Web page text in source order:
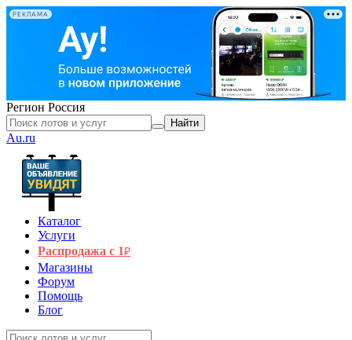
РЕКЛАМА
Регион Россия
Найти
Au.ru
Каталог
Услуги
Распродажа с 1₽
Магазины
Форум
Помощь
Блог